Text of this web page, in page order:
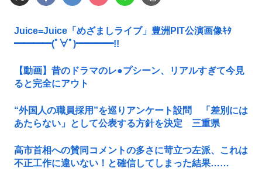
Juice=Juice「めざましライブ」豊洲PIT公演画像ｷﾀ
━━━━(ﾟ∀ﾟ)━━━━!!
【動画】昔のドラマのレ●プシーン、リアルすぎて今見
ると完全にアウト
“外国人の職員採用”を巡りアンケート設問 「差別には
あたらない」として公表する方針を決定 三重県
高市首相への賛同コメントの多さに苛立つ左派、これは
不正工作に違いない！と確信してしまった結果……